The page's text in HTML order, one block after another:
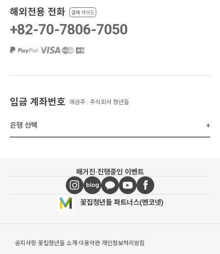
해외전용 전화 결제 가이드
+82-70-7806-7050
· · ·
입금 계좌번호 예금주 : 주식회사 청년들
은행 선택 +
매거진·진행중인 이벤트
꽃집청년들 파트너스(멘코넷)
공지사항·꽃집청년들 소개 ·이용약관·개인정보처리방침